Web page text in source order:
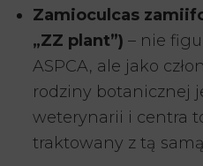
Zamioculcas
„ZZ plant”) – nie
ASPCA, ale jako
rodziny botanicznej
weterynarii i centra
traktowany z tą